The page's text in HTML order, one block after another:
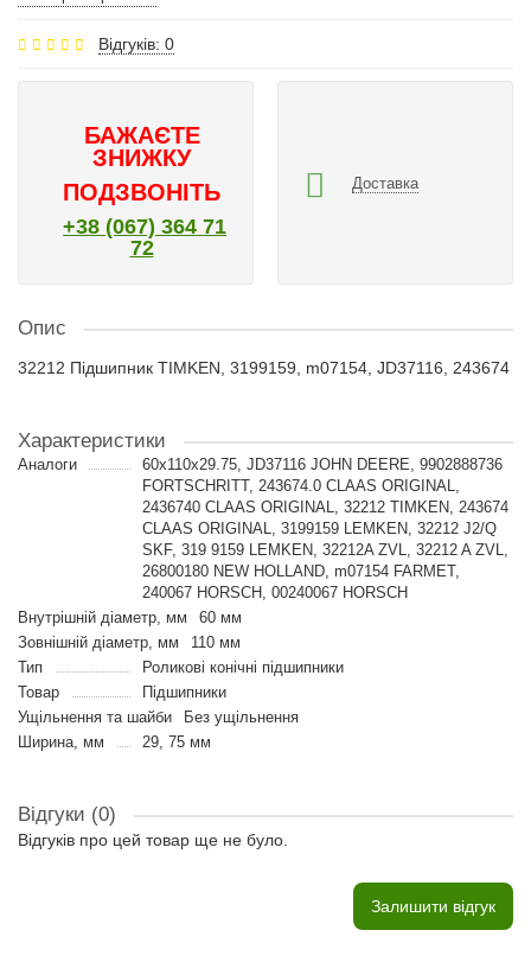
Відгуків: 0
БАЖАЄТЕ
ЗНИЖКУ
ПОДЗВОНІТЬ
+38 (067) 364 71
72
Доставка
Опис
32212 Підшипник TIMKEN, 3199159, m07154, JD37116, 243674
Характеристики
Аналоги
60x110x29.75, JD37116 JOHN DEERE, 9902888736
FORTSCHRITT, 243674.0 CLAAS ORIGINAL,
2436740 CLAAS ORIGINAL, 32212 TIMKEN, 243674
CLAAS ORIGINAL, 3199159 LEMKEN, 32212 J2/Q
SKF, 319 9159 LEMKEN, 32212A ZVL, 32212 A ZVL,
26800180 NEW HOLLAND, m07154 FARMET,
240067 HORSCH, 00240067 HORSCH
Внутрішній діаметр, мм
60 мм
Зовнішній діаметр, мм
110 мм
Тип
Роликові конічні підшипники
Товар
Підшипники
Ущільнення та шайби
Без ущільнення
Ширина, мм
29, 75 мм
Відгуки (0)
Відгуків про цей товар ще не було.
Залишити відгук